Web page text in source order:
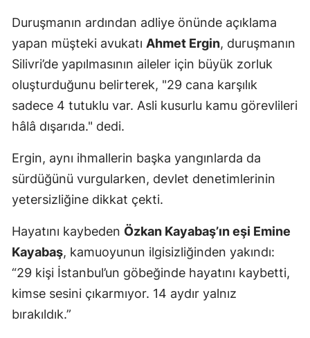
Duruşmanın ardından adliye önünde açıklama
yapan müşteki avukatı Ahmet Ergin, duruşmanın
Silivri’de yapılmasının aileler için büyük zorluk
oluşturduğunu belirterek, "29 cana karşılık
sadece 4 tutuklu var. Asli kusurlu kamu görevlileri
hâlâ dışarıda." dedi.
Ergin, aynı ihmallerin başka yangınlarda da
sürdüğünü vurgularken, devlet denetimlerinin
yetersizliğine dikkat çekti.
Hayatını kaybeden Özkan Kayabaş’ın eşi Emine
Kayabaş, kamuoyunun ilgisizliğinden yakındı:
“29 kişi İstanbul’un göbeğinde hayatını kaybetti,
kimse sesini çıkarmıyor. 14 aydır yalnız
bırakıldık.”